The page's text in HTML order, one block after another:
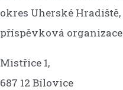
okres Uherské Hradiště,
příspěvková organizace
Mistřice 1,
687 12 Bílovice